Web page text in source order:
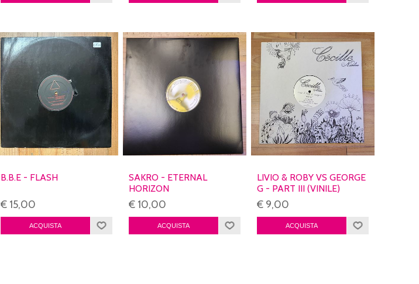
B.B.E - FLASH
€ 15,00
SAKRO - ETERNAL
HORIZON
€ 10,00
LIVIO & ROBY VS GEORGE
G - PART III (VINILE)
€ 9,00